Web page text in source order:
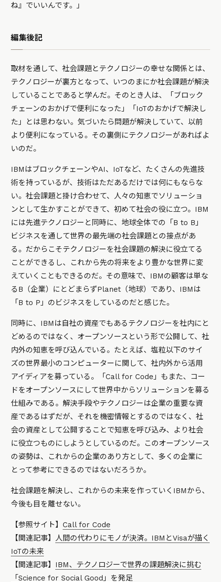
ね』でいいんです。」
編集後記
取材を通して、社会課題とテクノロジーの幸せな関係とは、
テクノロジーが裏方となって、いつのまにか社会課題が解決
していることであると学んだ。そのとき人は、「ブロック
チェーンのおかげで便利になった」「IoTのおかげで解決し
た」とは思わない。気づいたら問題が解決していて、以前
より便利になっている。その裏側にテクノロジーがあればよ
いのだ。
IBMはブロックチェーンやAI、IoTなど、たくさんの先進技
術を持っているが、技術はただあるだけでは何にもならな
い。社会課題と掛け合わせて、人々の知恵でソリューショ
ンとして生かすことができて、初めて社会の役に立つ。IBM
には先進テクノロジーと同時に、地球全体での「B to B」
ビジネスを通して世界の最先端の社会課題との接点があ
る。だからこそテクノロジーを社会課題の解決に役立てる
ことができるし、これから先の将来をより豊かな世界に変
えていくこともできるのだ。その意味で、IBMの顧客は単な
るB（企業）にとどまらずPlanet（地球）であり、IBMは
「B to P」のビジネスをしているのだと感じた。
同時に、IBMは自社の資産でもあるテクノロジーを社内にと
どめるのではなく、オープンソースという形で公開して、社
内外の知恵を呼び込んでいる。たとえば、塩粒以下のサイ
ズの世界最小のコンピューターに関して、社内外から活用
アイディアを募っている。「Call for Code」もまた、コー
ドをオープンソースにして世界中からソリューションを募る
仕組みである。解決手段やテクノロジーは企業の重要な資
産であるはずだが、それを機密情報とするのではなく、社
会の資産として公開することで知恵を呼び込み、より社会
に役立つものにしようとしているのだ。このオープンソース
の姿勢は、これからの企業のあり方として、多くの企業に
とって参考にできるのではないだろうか。
社会課題を解決し、これからの未来を作っていくIBMから、
今後も目を離せない。
【参照サイト】Call for Code
【関連記事】 人間の代わりにモノが決済。IBMとVisaが描く
IoTの未来
【関連記事】 IBM、テクノロジーで世界の課題解決に挑む
「Science for Social Good」を発足